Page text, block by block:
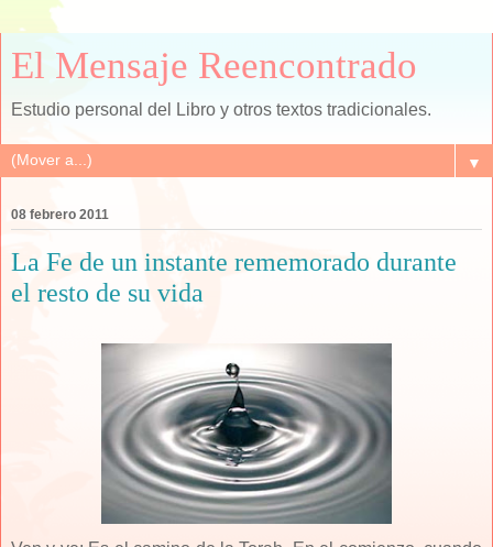
El Mensaje Reencontrado
Estudio personal del Libro y otros textos tradicionales.
▼
08 febrero 2011
La Fe de un instante rememorado durante
el resto de su vida